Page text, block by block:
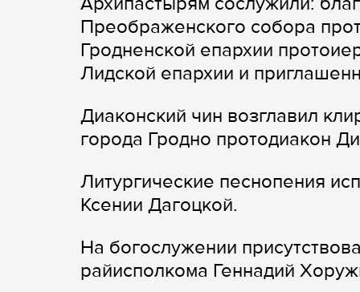
Преображенского собора
Гродненской епархии
Лидской епархии и
Диаконский чин возглавил
города Гродно протодиакон
Литургические песнопения
Ксении Дагоцкой.
На богослужении
райисполкома Геннадий